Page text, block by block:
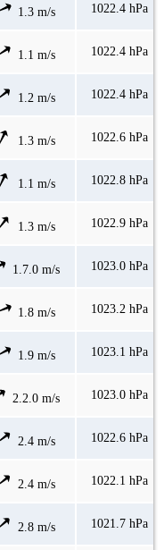
1.3 m/s 1022.4 hPa
1.1 m/s 1022.4 hPa
1.2 m/s 1022.4 hPa
1.3 m/s 1022.6 hPa
1.1 m/s 1022.8 hPa
1.3 m/s 1022.9 hPa
1.7.0 m/s 1023.0 hPa
1.8 m/s 1023.2 hPa
1.9 m/s 1023.1 hPa
2.2.0 m/s 1023.0 hPa
2.4 m/s 1022.6 hPa
2.4 m/s 1022.1 hPa
2.8 m/s 1021.7 hPa